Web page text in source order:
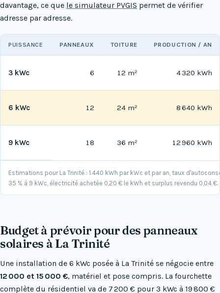
davantage, ce que le simulateur PVGIS permet de vérifier
adresse par adresse.
Estimations pour La Trinité : 1 440 kWh par kWc et par an, taux
35 % à 9 kWc, électricité achetée 0,20 € le kWh et surplus revendu 0,04 €.
PUISSANCE PANNEAUX TOITURE PRODUCTION / AN
3 kWc 6 12 m² 4 320 kWh
6 kWc 12 24 m² 8 640 kWh
9 kWc 18 36 m² 12 960 kWh
Budget à prévoir pour des panneaux
solaires à La Trinité
Une installation de 6 kWc posée à La Trinité se négocie entre
12 000 et 15 000 €, matériel et pose compris. La fourchette
complète du résidentiel va de 7 200 € pour 3 kWc à 19 800 €